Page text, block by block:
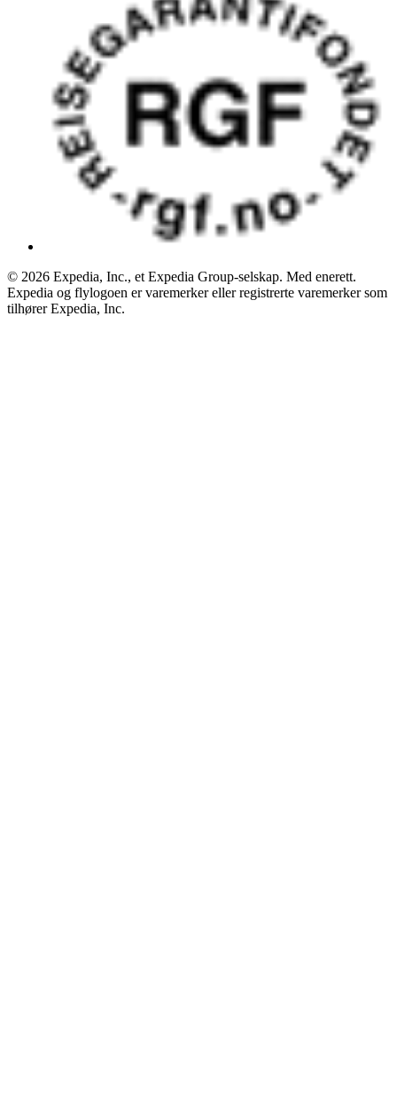
© 2026 Expedia, Inc., et Expedia Group-selskap. Med enerett.
Expedia og flylogoen er varemerker eller registrerte varemerker som
tilhører Expedia, Inc.